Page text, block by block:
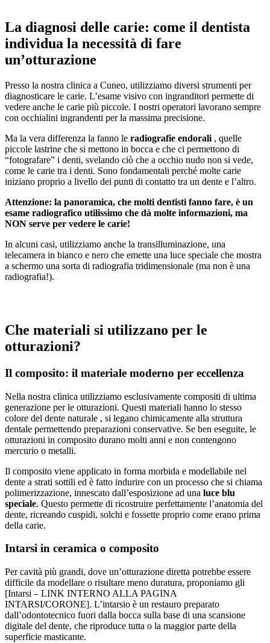
La diagnosi delle carie: come il dentista
individua la necessità di fare
un’otturazione
Presso la nostra clinica a Cuneo, utilizziamo diversi strumenti per
diagnosticare le carie. L’esame visivo con ingranditori permette di
vedere anche le carie più piccole. I nostri operatori lavorano sempre
con occhialini ingrandenti per la massima precisione.
Ma la vera differenza la fanno le radiografie endorali , quelle
piccole lastrine che si mettono in bocca e che ci permettono di
“fotografare” i denti, svelando ciò che a occhio nudo non si vede,
come le carie tra i denti. Sono fondamentali perché molte carie
iniziano proprio a livello dei punti di contatto tra un dente e l’altro.
Attenzione: la panoramica, che molti dentisti fanno fare, è un
esame radiografico utilissimo che dà molte informazioni, ma
NON serve per vedere le carie!
In alcuni casi, utilizziamo anche la transilluminazione, una
telecamera in bianco e nero che emette una luce speciale che mostra
a schermo una sorta di radiografia tridimensionale (ma non è una
radiografia!).
Che materiali si utilizzano per le
otturazioni?
Il composito: il materiale moderno per eccellenza
Nella nostra clinica utilizziamo esclusivamente compositi di ultima
generazione per le otturazioni. Questi materiali hanno lo stesso
colore del dente naturale , si legano chimicamente alla struttura
dentale permettendo preparazioni conservative. Se ben eseguite, le
otturazioni in composito durano molti anni e non contengono
mercurio o metalli.
Il composito viene applicato in forma morbida e modellabile nel
dente a strati sottili ed è fatto indurire con un processo che si chiama
polimerizzazione, innescato dall’esposizione ad una luce blu
speciale. Questo permette di ricostruire perfettamente l’anatomia del
dente, ricreando cuspidi, solchi e fossette proprio come erano prima
della carie.
Intarsi in ceramica o composito
Per cavità più grandi, dove un’otturazione diretta potrebbe essere
difficile da modellare o risultare meno duratura, proponiamo gli
[Intarsi – LINK INTERNO ALLA PAGINA
INTARSI/CORONE]. L’intarsio è un restauro preparato
dall’odontotecnico fuori dalla bocca sulla base di una scansione
digitale del dente, che riproduce tutta o la maggior parte della
superficie masticante.